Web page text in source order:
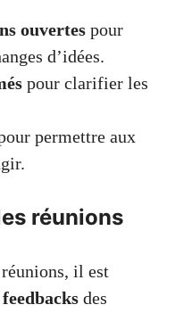
ouvertes pour
d’idées.
pour clarifier les
permettre aux
réunions
il est
feedbacks des